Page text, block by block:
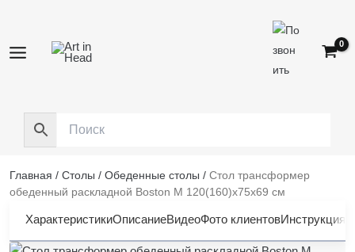
содержимому
Главная / Столы / Обеденные столы / Стол трансформер
обеденный раскладной Boston M 120(160)x75x69 см
ХарактеристикиОписаниеВидеоФото клиентовИнструкция